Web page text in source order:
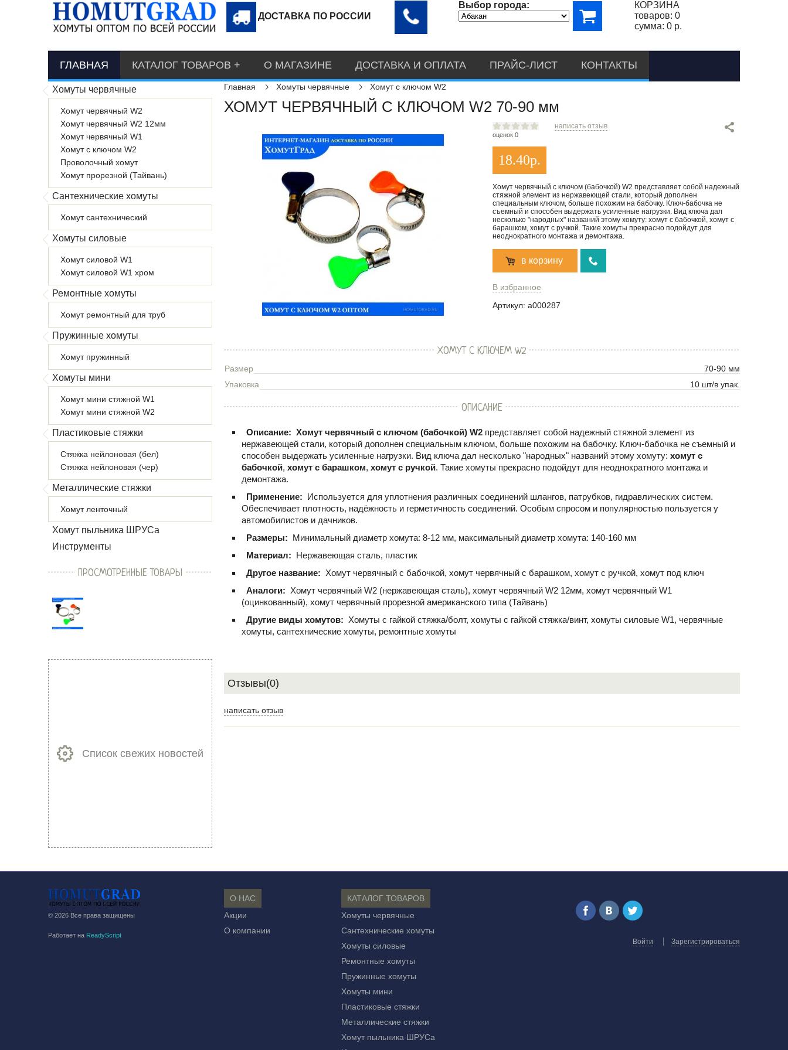
ДОСТАВКА ПО РОССИИ
Выбор города:
КОРЗИНА
товаров: 0
сумма: 0 р.
ГЛАВНАЯ КАТАЛОГ ТОВАРОВ О МАГАЗИНЕ ДОСТАВКА И ОПЛАТА ПРАЙС-ЛИСТ КОНТАКТЫ
Хомуты червячные
Хомут червячный W2
Хомут червячный W2 12мм
Хомут червячный W1
Хомут с ключом W2
Проволочный хомут
Хомут прорезной (Тайвань)
Сантехнические хомуты
Хомут сантехнический
Хомуты силовые
Хомут силовой W1
Хомут силовой W1 хром
Ремонтные хомуты
Хомут ремонтный для труб
Пружинные хомуты
Хомут пружинный
Хомуты мини
Хомут мини стяжной W1
Хомут мини стяжной W2
Пластиковые стяжки
Стяжка нейлоновая (бел)
Стяжка нейлоновая (чер)
Металлические стяжки
Хомут ленточный
Хомут пыльника ШРУСа
Инструменты
Главная Хомуты червячные Хомут с ключом W2
ХОМУТ ЧЕРВЯЧНЫЙ С КЛЮЧОМ W2 70-90 мм
оценок 0
написать отзыв
18.40р.
Хомут червячный с ключом (бабочкой) W2 представляет собой надежный
стяжной элемент из нержавеющей стали, который дополнен
специальным ключом, больше похожим на бабочку. Ключ-бабочка не
съемный и способен выдержать усиленные нагрузки. Вид ключа дал
несколько "народных" названий этому хомуту: хомут с бабочкой, хомут с
барашком, хомут с ручкой. Такие хомуты прекрасно подойдут для
неоднократного монтажа и демонтажа.
в корзину
В избранное
Артикул: a000287
ХОМУТ С КЛЮЧЕМ W2
Размер
70-90 мм
Упаковка
10 шт/в упак.
ОПИСАНИЕ
Описание: Хомут червячный с ключом (бабочкой) W2 представляет собой надежный стяжной элемент из
нержавеющей стали, который дополнен специальным ключом, больше похожим на бабочку. Ключ-бабочка не съемный и
способен выдержать усиленные нагрузки. Вид ключа дал несколько "народных" названий этому хомуту: хомут с
бабочкой, хомут с барашком, хомут с ручкой. Такие хомуты прекрасно подойдут для неоднократного монтажа и
демонтажа.
Применение: Используется для уплотнения различных соединений шлангов, патрубков, гидравлических систем.
Обеспечивает плотность, надёжность и герметичность соединений. Особым спросом и популярностью пользуется у
автомобилистов и дачников.
Размеры: Минимальный диаметр хомута: 8-12 мм, максимальный диаметр хомута: 140-160 мм
Материал: Нержавеющая сталь, пластик
Другое название: Хомут червячный с бабочкой, хомут червячный с барашком, хомут с ручкой, хомут под ключ
Аналоги: Хомут червячный W2 (нержавеющая сталь), хомут червячный W2 12мм, хомут червячный W1
(оцинкованный), хомут червячный прорезной американского типа (Тайвань)
Другие виды хомутов: Хомуты с гайкой стяжка/болт, хомуты с гайкой стяжка/винт, хомуты силовые W1, червячные
хомуты, сантехнические хомуты, ремонтные хомуты
Отзывы(0)
написать отзыв
ПРОСМОТРЕННЫЕ ТОВАРЫ
Список свежих новостей
© 2026 Все права защищены
Работает на ReadyScript
О НАС
Акции
О компании
КАТАЛОГ ТОВАРОВ
Хомуты червячные
Сантехнические хомуты
Хомуты силовые
Ремонтные хомуты
Пружинные хомуты
Хомуты мини
Пластиковые стяжки
Металлические стяжки
Хомут пыльника ШРУСа
Войти Зарегистрироваться